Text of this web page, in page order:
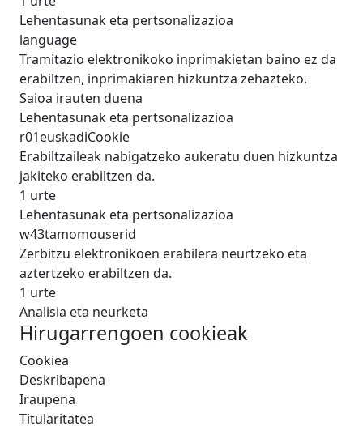
Lehentasunak eta pertsonalizazioa
language
Tramitazio elektronikoko inprimakietan baino ez da
erabiltzen, inprimakiaren hizkuntza zehazteko.
Saioa irauten duena
Lehentasunak eta pertsonalizazioa
r01euskadiCookie
Erabiltzaileak nabigatzeko aukeratu duen hizkuntza
jakiteko erabiltzen da.
1 urte
Lehentasunak eta pertsonalizazioa
w43tamomouserid
Zerbitzu elektronikoen erabilera neurtzeko eta
aztertzeko erabiltzen da.
1 urte
Analisia eta neurketa
Hirugarrengoen cookieak
Cookiea
Deskribapena
Iraupena
Titularitatea